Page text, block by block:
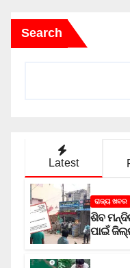
Search
Latest
ରାଜ୍ୟ ଖବର
ଶିବ
ପାଇଁ